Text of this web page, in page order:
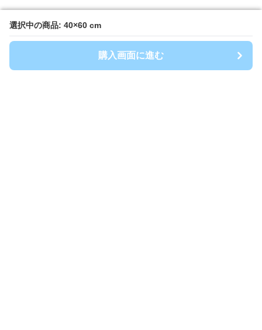
選択中の商品: 40×60 cm
購入画面に進む
選択中の商品: 40×60 cm
購入画面に進む